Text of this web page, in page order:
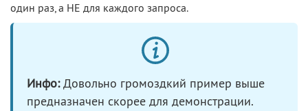
один раз, а НЕ для каждого запроса.
Инфо:Довольно громоздкий пример выше
предназначен скорее для демонстрации.